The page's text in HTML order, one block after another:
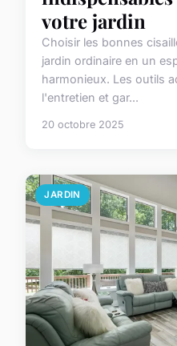
votre jardin
Choisir les bonnes
jardin ordinaire en un
harmonieux. Les outils
l'entretien et gar...
20 octobre 2025
JARDIN